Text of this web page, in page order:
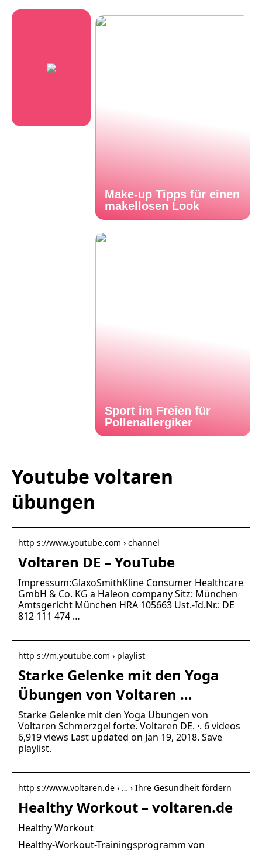
Make-up Tipps für einen
makellosen Look
Sport im Freien für
Pollenallergiker
Youtube voltaren
übungen
http s://www.youtube.com › channel
Voltaren DE – YouTube
Impressum:GlaxoSmithKline Consumer Healthcare
GmbH & Co. KG a Haleon company Sitz: München
Amtsgericht München HRA 105663 Ust.-Id.Nr.: DE
812 111 474 …
http s://m.youtube.com › playlist
Starke Gelenke mit den Yoga
Übungen von Voltaren …
Starke Gelenke mit den Yoga Übungen von
Voltaren Schmerzgel forte. Voltaren DE. ·. 6 videos
6,919 views Last updated on Jan 19, 2018. Save
playlist.
http s://www.voltaren.de › … › Ihre Gesundheit fördern
Healthy Workout – voltaren.de
Healthy Workout
Healthy-Workout-Trainingsprogramm von